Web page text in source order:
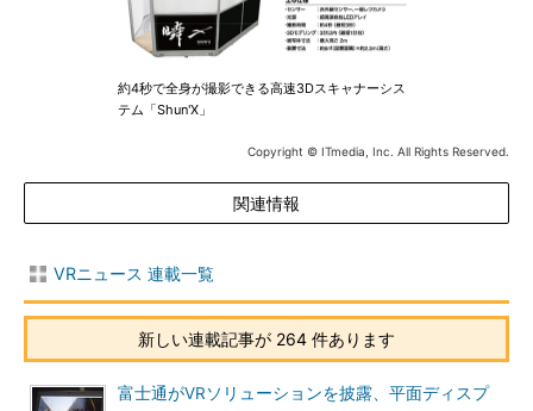
約4秒で全身が撮影できる高速3Dスキャナーシス
テム「Shun'X」
Copyright © ITmedia, Inc. All Rights Reserved.
関連情報
VRニュース 連載一覧
新しい連載記事が 264 件あります
富士通がVRソリューションを披露、平面ディスプ